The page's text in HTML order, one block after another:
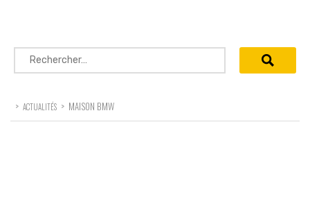
Rechercher :
> ACTUALITÉS > MAISON BMW